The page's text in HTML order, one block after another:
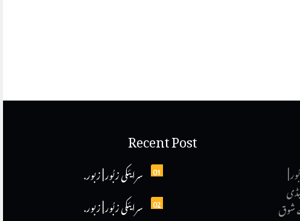
|
تیڈی
Recent Post
01 سرایئکی زبُور | زبور.
02 سرایئکی زبُور | زبور.